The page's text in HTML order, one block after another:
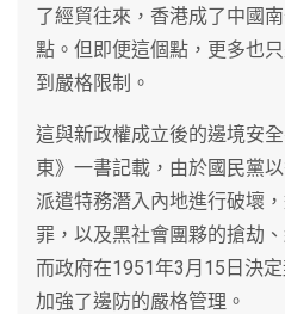
了經貿往來，香港成了中國
點。但即便這個點，更多也
到嚴格限制。
這與新政權成立後的邊境安
東》一書記載，由於國民黨
派遣特務潛入內地進行破壞
罪，以及黑社會團夥的搶劫
而政府在1951年3月15日決
加強了邊防的嚴格管理。